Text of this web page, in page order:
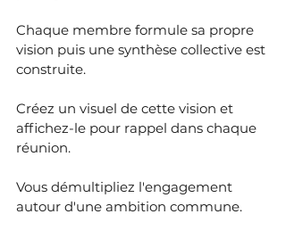
Chaque membre formule sa propre
vision puis une synthèse collective est
construite.
Créez un visuel de cette vision et
affichez-le pour rappel dans chaque
réunion.
Vous démultipliez l'engagement
autour d'une ambition commune.